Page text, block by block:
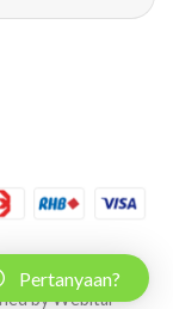
by Webital
Pertanyaan?